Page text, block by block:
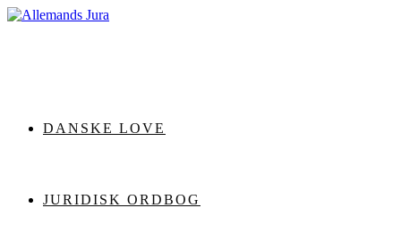
Skip
DANSKE LOVE
JURIDISK ORDBOG